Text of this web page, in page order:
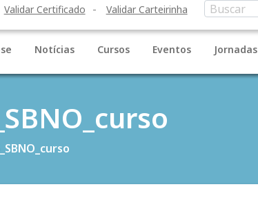
Validar Certificado Validar Carteirinha
Notícias Cursos Eventos Jornadas